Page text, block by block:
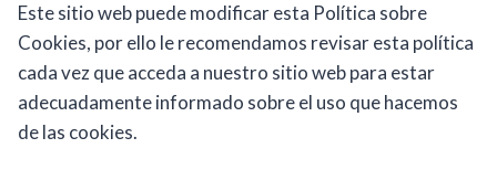
Este sitio web puede modificar esta Política sobre
Cookies, por ello le recomendamos revisar esta política
cada vez que acceda a nuestro sitio web para estar
adecuadamente informado sobre el uso que hacemos
de las cookies.